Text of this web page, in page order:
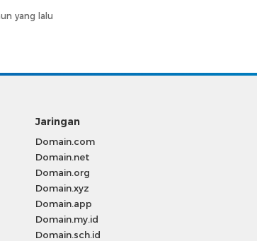
yang lalu
Jaringan
Domain.com
Domain.net
Domain.org
Domain.xyz
Domain.app
Domain.my.id
Domain.sch.id